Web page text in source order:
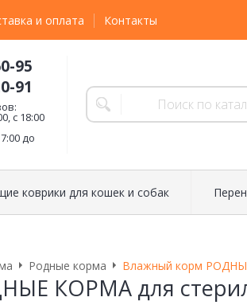
и оплата Контакты
95
91
с 18:00
до
коврики для кошек и собак
Родные корма Влажный корм
КОРМА для